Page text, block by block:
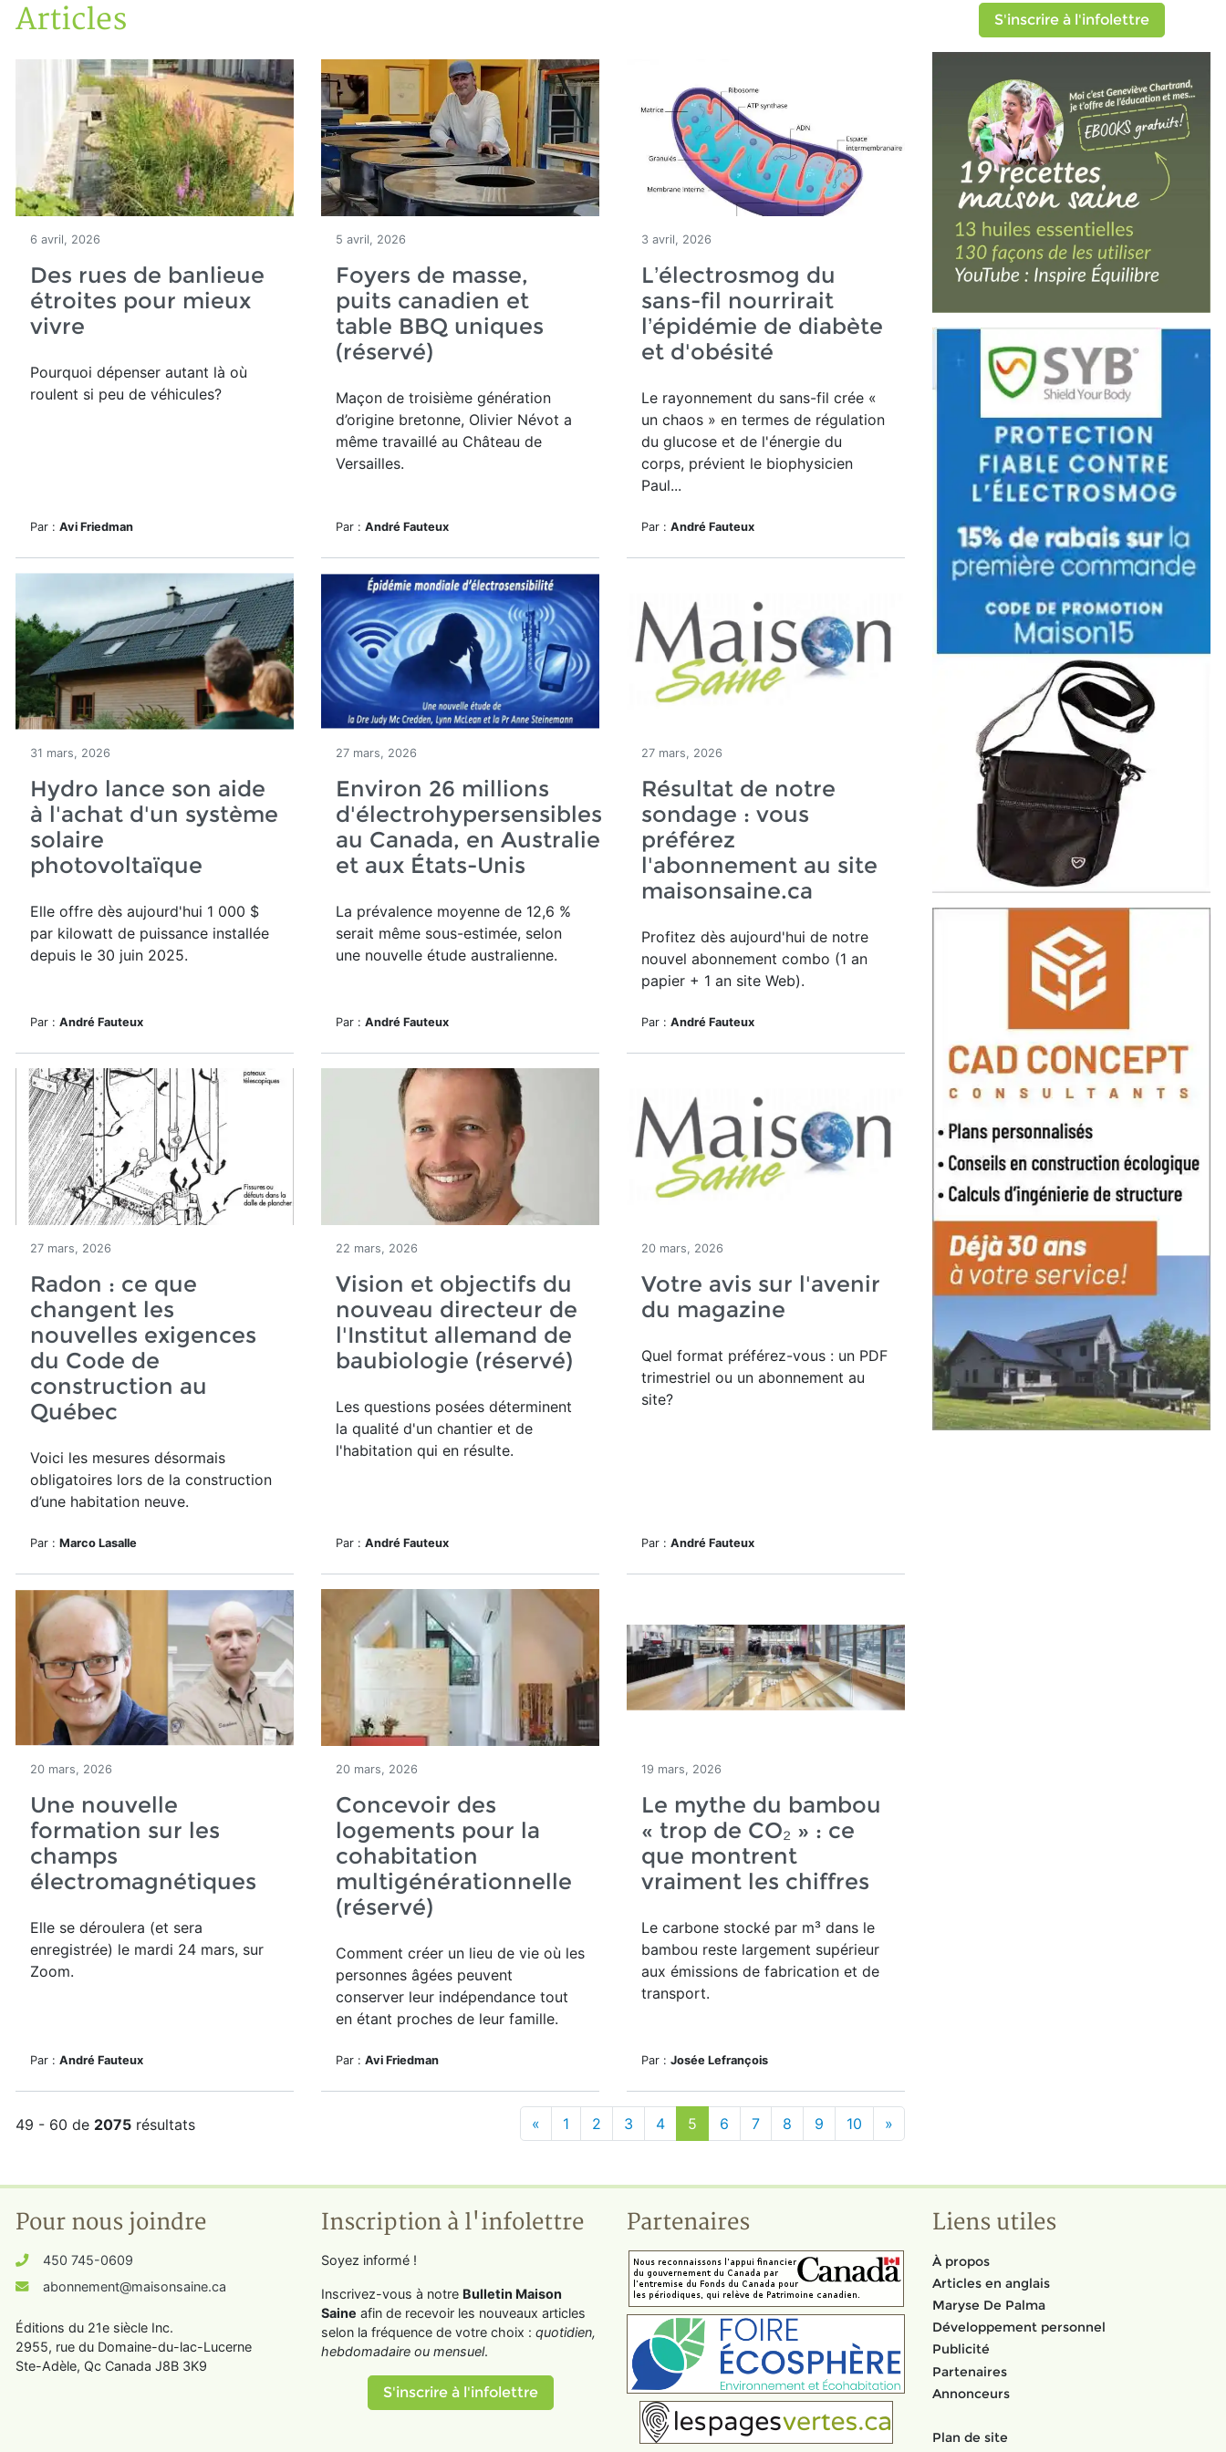
Accueil
Articles
Articles
6 avril, 2026
Des rues de banlieue
étroites pour mieux
vivre
Pourquoi dépenser autant là où
roulent si peu de véhicules?
Par : Avi Friedman
5 avril, 2026
Foyers de masse,
puits canadien et
table BBQ uniques
(réservé)
Maçon de troisième génération
d’origine bretonne, Olivier Névot a
même travaillé au Château de
Versailles.
Par : André Fauteux
3 avril, 2026
L’électrosmog du
sans-fil nourrirait
l’épidémie de diabète
et d'obésité
Le rayonnement du sans-fil crée «
un chaos » en termes de régulation
du glucose et de l'énergie du
corps, prévient le biophysicien
Paul...
Par : André Fauteux
31 mars, 2026
Hydro lance son aide
à l'achat d'un système
solaire
photovoltaïque
Elle offre dès aujourd'hui 1 000 $
par kilowatt de puissance installée
depuis le 30 juin 2025.
Par : André Fauteux
27 mars, 2026
Environ 26 millions
d'électrohypersensibles
au Canada, en Australie
et aux États-Unis
La prévalence moyenne de 12,6 %
serait même sous-estimée, selon
une nouvelle étude australienne.
Par : André Fauteux
27 mars, 2026
Résultat de notre
sondage : vous
préférez
l'abonnement au site
maisonsaine.ca
Profitez dès aujourd'hui de notre
nouvel abonnement combo (1 an
papier + 1 an site Web).
Par : André Fauteux
27 mars, 2026
Radon : ce que
changent les
nouvelles exigences
du Code de
construction au
Québec
Voici les mesures désormais
obligatoires lors de la construction
d’une habitation neuve.
Par : Marco Lasalle
22 mars, 2026
Vision et objectifs du
nouveau directeur de
l'Institut allemand de
baubiologie (réservé)
Les questions posées déterminent
la qualité d'un chantier et de
l'habitation qui en résulte.
Par : André Fauteux
20 mars, 2026
Votre avis sur l'avenir
du magazine
Quel format préférez-vous : un PDF
trimestriel ou un abonnement au
site?
Par : André Fauteux
20 mars, 2026
Une nouvelle
formation sur les
champs
électromagnétiques
Elle se déroulera (et sera
enregistrée) le mardi 24 mars, sur
Zoom.
Par : André Fauteux
20 mars, 2026
Concevoir des
logements pour la
cohabitation
multigénérationnelle
(réservé)
Comment créer un lieu de vie où les
personnes âgées peuvent
conserver leur indépendance tout
en étant proches de leur famille.
Par : Avi Friedman
19 mars, 2026
Le mythe du bambou
« trop de CO₂ » : ce
que montrent
vraiment les chiffres
Le carbone stocké par m³ dans le
bambou reste largement supérieur
aux émissions de fabrication et de
transport.
Par : Josée Lefrançois
49 - 60 de 2075 résultats « 1 2 3 4 5 6 7 8 9 10 »
S'inscrire à l'infolettre
Pour nous joindre
450 745-0609
abonnement@maisonsaine.ca
Éditions du 21e siècle Inc.
2955, rue du Domaine-du-lac-Lucerne
Ste-Adèle, Qc Canada J8B 3K9
Inscription à l'infolettre
Soyez informé !
Inscrivez-vous à notre Bulletin Maison
Saine afin de recevoir les nouveaux articles
selon la fréquence de votre choix : quotidien,
hebdomadaire ou mensuel.
S'inscrire à l'infolettre
Partenaires Liens utiles
À propos
Articles en anglais
Maryse De Palma
Développement personnel
Publicité
Partenaires
Annonceurs
Plan de site